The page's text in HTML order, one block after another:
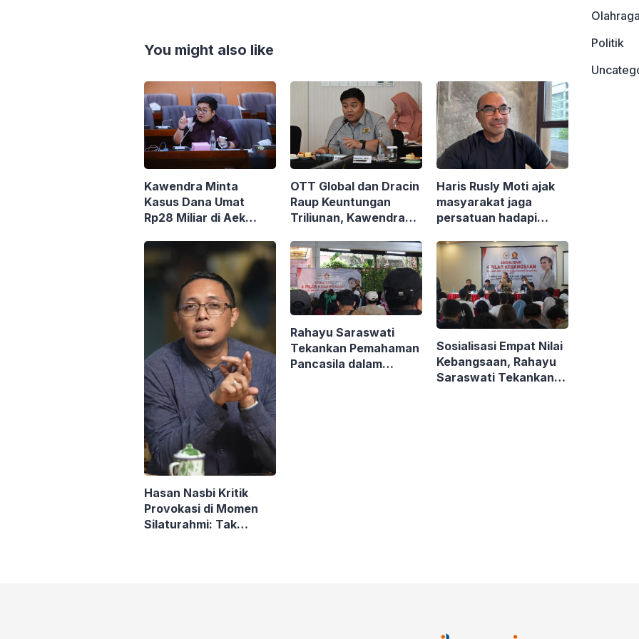
You might also like
Kawendra Minta
Kasus Dana Umat
Rp28 Miliar di Aek
Diselesaikan
OTT Global dan Dracin
Raup Keuntungan
Triliunan, Kawendra
Hanya Jadi Pasar!
Haris Rusly Moti ajak
masyarakat jaga
persatuan hadapi
Hasan Nasbi Kritik
Provokasi di Momen
Silaturahmi: Tak
Rahayu Saraswati
Tekankan Pemahaman
Pancasila dalam
Sosialisasi Empat Nilai
Kebangsaan, Rahayu
Saraswati Tekankan
Olahraga
Politik